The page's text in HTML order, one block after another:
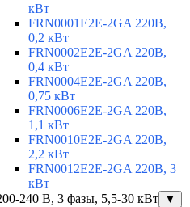
кВт
FRN0001E2E-2GA 220В,
0,2 кВт
FRN0002E2E-2GA 220В,
0,4 кВт
FRN0004E2E-2GA 220В,
0,75 кВт
FRN0006E2E-2GA 220В,
1,1 кВт
FRN0010E2E-2GA 220В,
2,2 кВт
FRN0012E2E-2GA 220В, 3
кВт
240 В, 3 фазы, 5,5-30 кВт
▼